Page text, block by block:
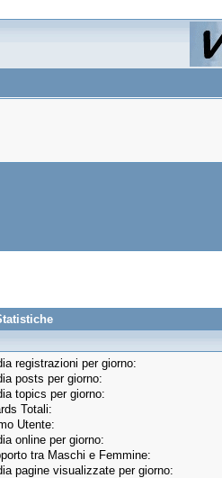
registrazioni per giorno:
posts per giorno:
topics per giorno:
Totali:
Utente:
online per giorno:
tra Maschi e Femmine:
pagine visualizzate per giorno: